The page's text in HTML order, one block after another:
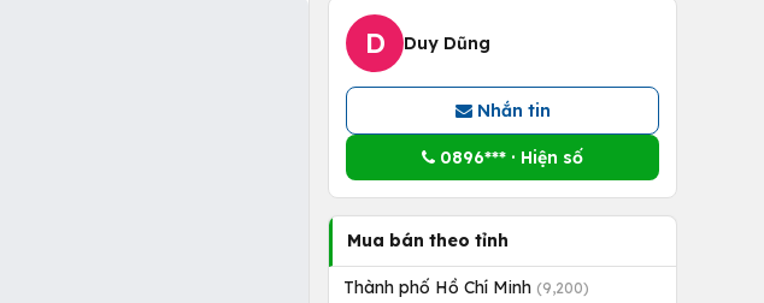
D Duy Dũng
Nhắn tin
0896*** · Hiện số
Mua bán theo tỉnh
Thành phố Hồ Chí Minh (9,200)